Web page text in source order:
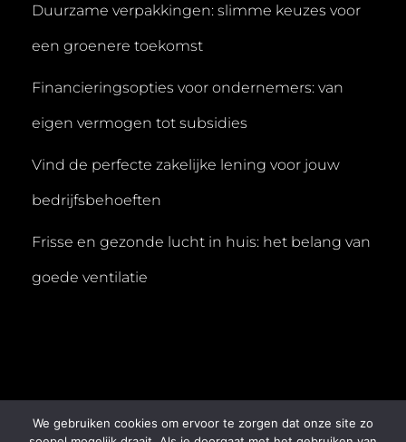
Duurzame verpakkingen: slimme keuzes voor
een groenere toekomst
Financieringsopties voor ondernemers: van
eigen vermogen tot subsidies
Vind de perfecte zakelijke lening voor jouw
bedrijfsbehoeften
Frisse en gezonde lucht in huis: het belang van
goede ventilatie
COPYRIGHT © 2026 DIALOOG ACADEMIE. ALLE
We gebruiken cookies om ervoor te zorgen dat onze site zo